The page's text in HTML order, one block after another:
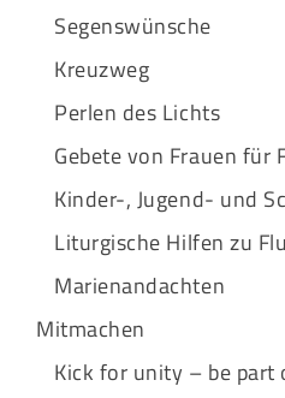
Segenswünsche
Kreuzweg
Perlen des Lichts
Gebete von Frauen für
Kinder-, Jugend- und
Liturgische Hilfen zu
Marienandachten
Mitmachen
Kick for unity – be part